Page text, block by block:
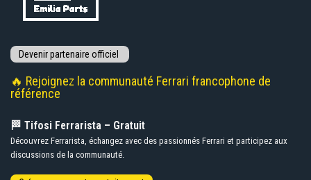
🔥 Rejoignez la communauté Ferrari francophone de
référence
🏁 Tifosi Ferrarista – Gratuit
Découvrez Ferrarista, échangez avec des passionnés Ferrari et participez aux
discussions de la communauté.